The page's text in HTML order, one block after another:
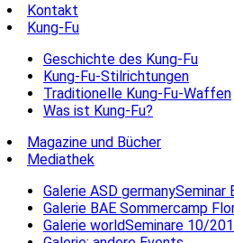
Kontakt
Kung-Fu
Geschichte des Kung-Fu
Kung-Fu-Stilrichtungen
Traditionelle Kung-Fu-Waffen
Was ist Kung-Fu?
Magazine und Bücher
Mediathek
Galerie ASD germanySeminar
Galerie BAE Sommercamp
Galerie worldSeminare 10/